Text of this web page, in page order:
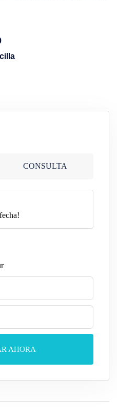
CONSULTA
AHORA